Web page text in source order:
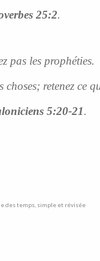
25:2.
pas les prophéties.
choses; retenez ce
5:20-21.